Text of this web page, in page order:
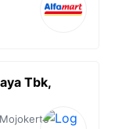
Tbk,